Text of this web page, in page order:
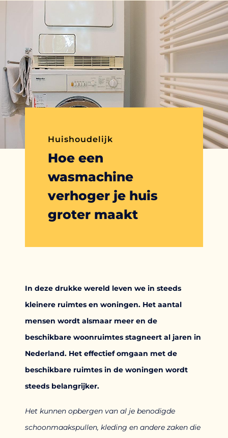
Huishoudelijk
Hoe een
wasmachine
verhoger je huis
groter maakt
In deze drukke wereld leven we in steeds
kleinere ruimtes en woningen. Het aantal
mensen wordt alsmaar meer en de
beschikbare woonruimtes stagneert al jaren in
Nederland. Het effectief omgaan met de
beschikbare ruimtes in de woningen wordt
steeds belangrijker.
Het kunnen opbergen van al je benodigde
schoonmaakspullen, kleding en andere zaken die